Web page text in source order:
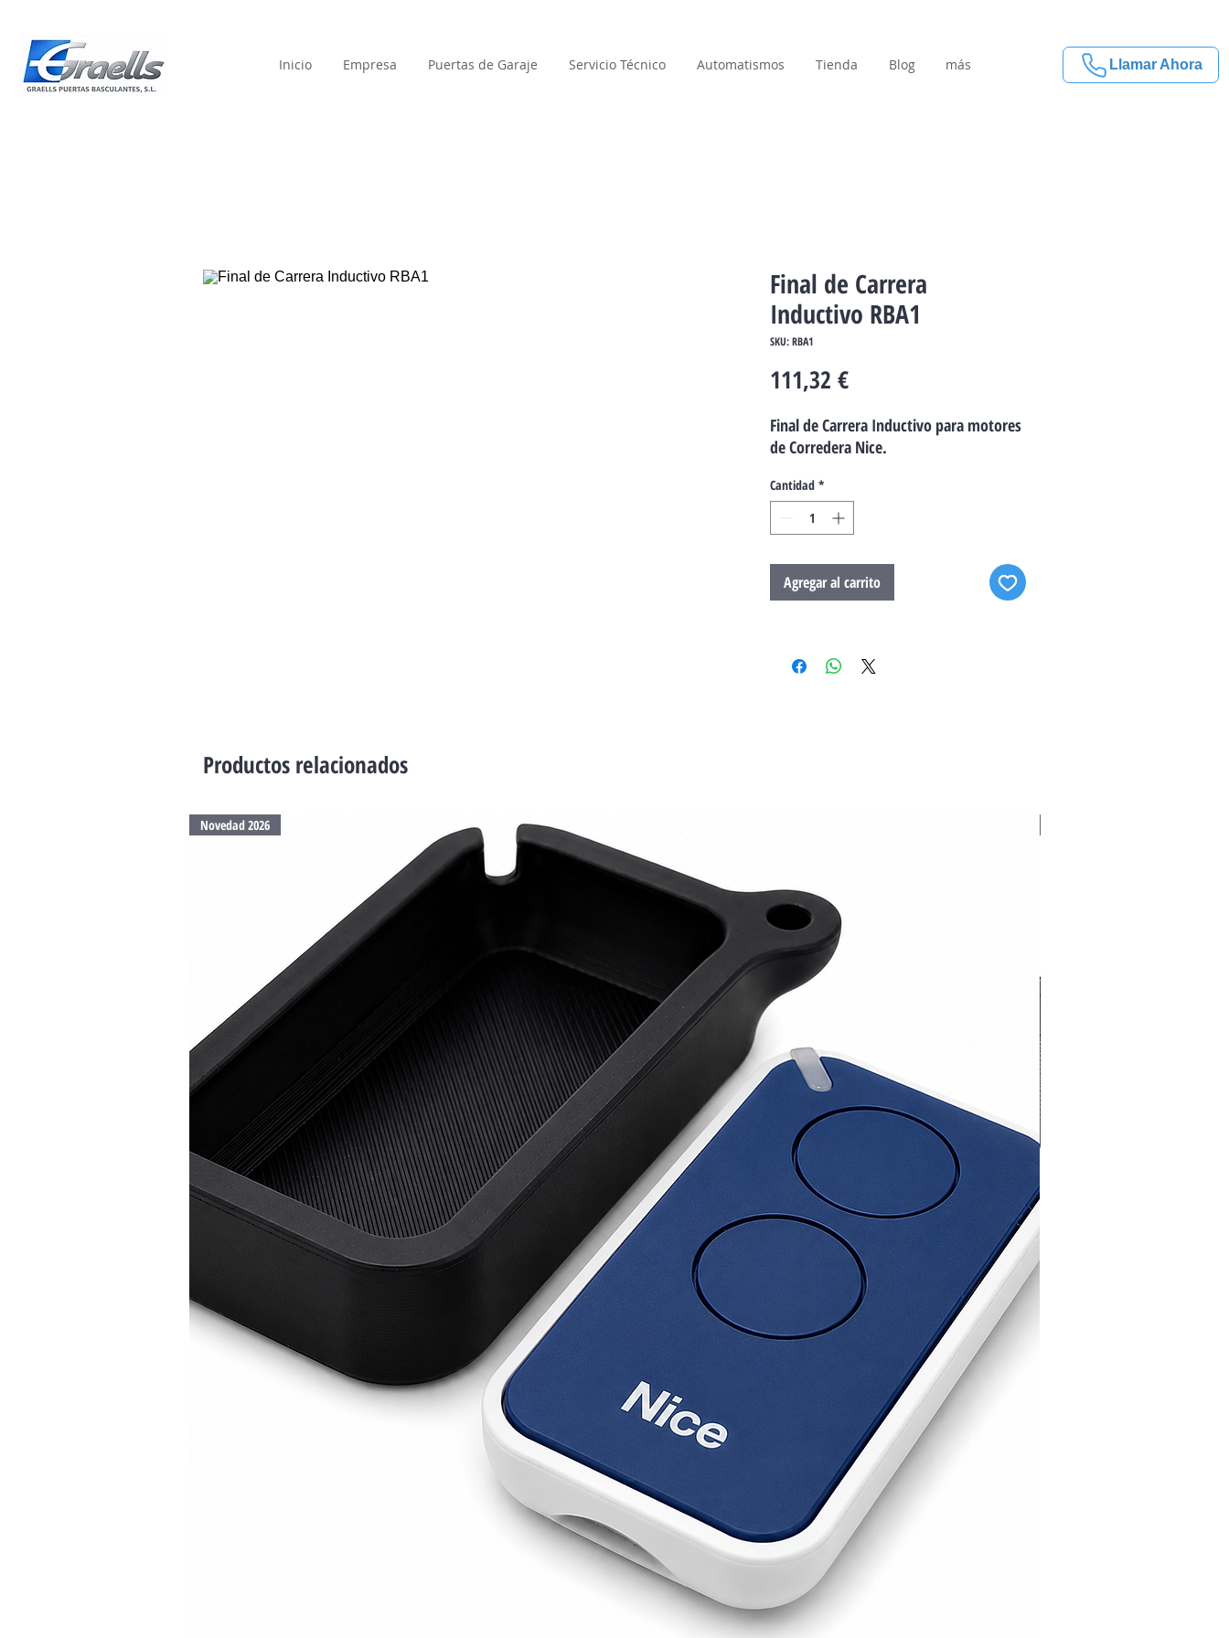
Inicio Empresa Puertas de Garaje Servicio Técnico Automatismos Tienda Blog más Llamar Ahora
Final de Carrera
Inductivo RBA1
SKU: RBA1
111,32 €Precio
Final de Carrera Inductivo para motores
de Corredera Nice.
Cantidad *
Agregar al carrito
Productos relacionados
Novedad 2026